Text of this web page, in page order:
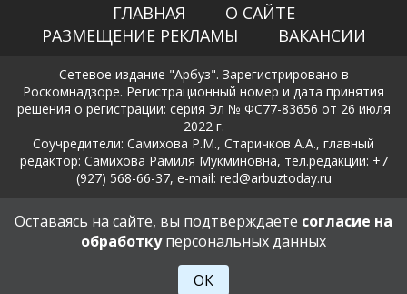
ГЛАВНАЯ
О САЙТЕ
РАЗМЕЩЕНИЕ РЕКЛАМЫ
ВАКАНСИИ
Сетевое издание "Арбуз". Зарегистрировано в
Роскомнадзоре. Регистрационный номер и дата принятия
решения о регистрации: серия Эл № ФС77-83656 от 26 июля
2022 г.
Соучредители: Самихова Р.М., Старичков А.А., главный
редактор: Самихова Рамиля Мукминовна, тел.редакции: +7
(927) 568-66-37, e-mail: red@arbuztoday.ru
Политика в отношении обработки и защиты персональных
данных
18+
Оставаясь на сайте, вы подтверждаете согласие на
обработкуперсональных данных
ОК